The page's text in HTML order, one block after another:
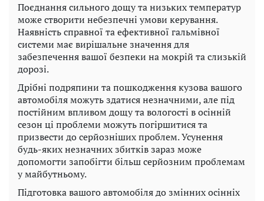
Поєднання сильного дощу та низьких температур
може створити небезпечні умови керування.
Наявність справної та ефективної гальмівної
системи має вирішальне значення для
забезпечення вашої безпеки на мокрій та слизькій
дорозі.
Дрібні подряпини та пошкодження кузова вашого
автомобіля можуть здатися незначними, але під
постійним впливом дощу та вологості в осінній
сезон ці проблеми можуть погіршитися та
призвести до серйозніших проблем. Усунення
будь-яких незначних збитків зараз може
допомогти запобігти більш серйозним проблемам
у майбутньому.
Підготовка вашого автомобіля до змінних осінніх